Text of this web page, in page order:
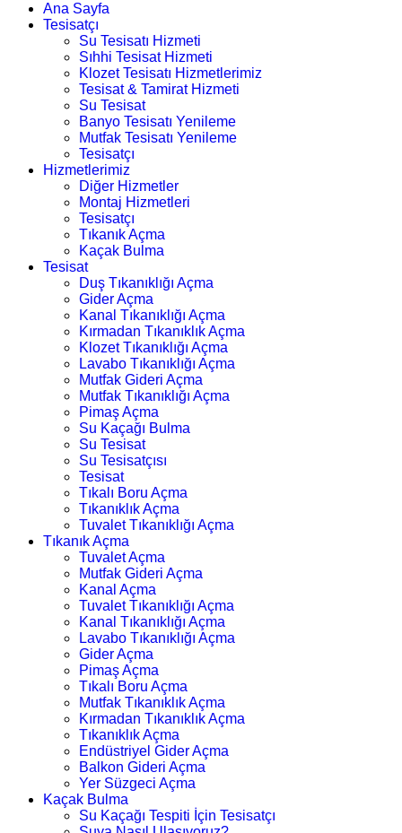
Ana Sayfa
Tesisatçı
Su Tesisatı Hizmeti
Sıhhi Tesisat Hizmeti
Klozet Tesisatı Hizmetlerimiz
Tesisat & Tamirat Hizmeti
Su Tesisat
Banyo Tesisatı Yenileme
Mutfak Tesisatı Yenileme
Tesisatçı
Hizmetlerimiz
Diğer Hizmetler
Montaj Hizmetleri
Tesisatçı
Tıkanık Açma
Kaçak Bulma
Tesisat
Duş Tıkanıklığı Açma
Gider Açma
Kanal Tıkanıklığı Açma
Kırmadan Tıkanıklık Açma
Klozet Tıkanıklığı Açma
Lavabo Tıkanıklığı Açma
Mutfak Gideri Açma
Mutfak Tıkanıklığı Açma
Pimaş Açma
Su Kaçağı Bulma
Su Tesisat
Su Tesisatçısı
Tesisat
Tıkalı Boru Açma
Tıkanıklık Açma
Tuvalet Tıkanıklığı Açma
Tıkanık Açma
Tuvalet Açma
Mutfak Gideri Açma
Kanal Açma
Tuvalet Tıkanıklığı Açma
Kanal Tıkanıklığı Açma
Lavabo Tıkanıklığı Açma
Gider Açma
Pimaş Açma
Tıkalı Boru Açma
Mutfak Tıkanıklık Açma
Kırmadan Tıkanıklık Açma
Tıkanıklık Açma
Endüstriyel Gider Açma
Balkon Gideri Açma
Yer Süzgeci Açma
Kaçak Bulma
Su Kaçağı Tespiti İçin Tesisatçı